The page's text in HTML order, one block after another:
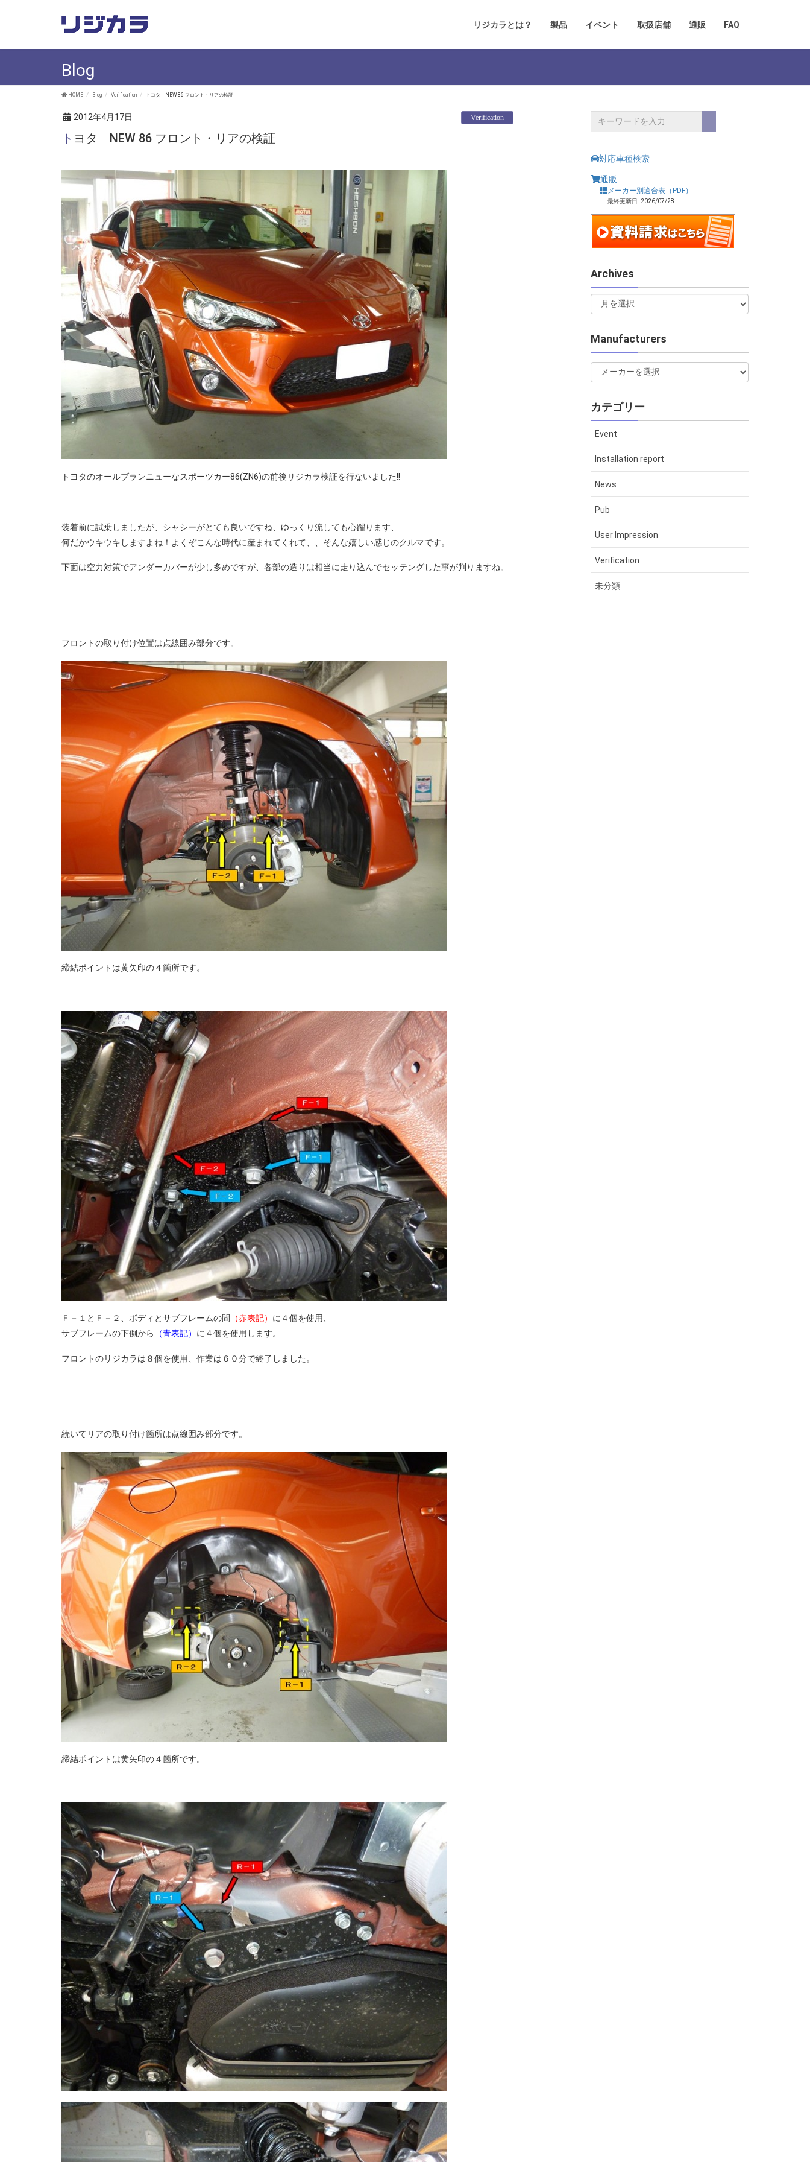
リジカラとは？ 製品 イベント 取扱店舗 通販 FAQ
Blog
HOME Blog Verification トヨタ NEW 86 フロント・リアの検証
2012年4月17日 Verification
トヨタ NEW 86 フロント・リアの検証
トヨタのオールブランニューなスポーツカー86(ZN6)の前後リジカラ検証を行ないました!!
装着前に試乗しましたが、シャシーがとても良いですね、ゆっくり流しても心躍ります、
何だかウキウキしますよね！よくぞこんな時代に産まれてくれて、、そんな嬉しい感じのクルマです。
下面は空力対策でアンダーカバーが少し多めですが、各部の造りは相当に走り込んでセッテングした事が判りますね。
フロントの取り付け位置は点線囲み部分です。
締結ポイントは黄矢印の４箇所です。
Ｆ－１とＦ－２、ボディとサブフレームの間 （赤表記） に４個を使用、
サブフレームの下側から
（青表記） に４個を使用します。
フロントのリジカラは８個を使用、作業は６０分で終了しました。
続いてリアの取り付け箇所は点線囲み部分です。
締結ポイントは黄矢印の４箇所です。
対応車種検索
通販
メーカー別適合表（PDF）
最終更新日: 2026/07/28
Archives
Manufacturers
カテゴリー
Event
Installation report
News
Pub
User Impression
Verification
未分類